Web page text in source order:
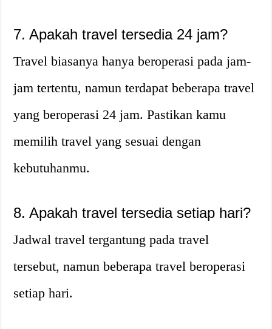
7. Apakah travel tersedia 24 jam?
Travel biasanya hanya beroperasi pada jam-
jam tertentu, namun terdapat beberapa travel
yang beroperasi 24 jam. Pastikan kamu
memilih travel yang sesuai dengan
kebutuhanmu.
8. Apakah travel tersedia setiap hari?
Jadwal travel tergantung pada travel
tersebut, namun beberapa travel beroperasi
setiap hari.